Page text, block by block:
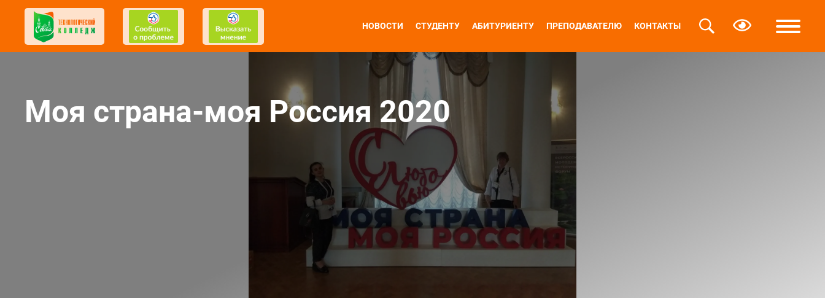
НОВОСТИ СТУДЕНТУ АБИТУРИЕНТУ ПРЕПОДАВАТЕЛЮ КОНТАКТЫ
Моя страна-моя Россия 2020